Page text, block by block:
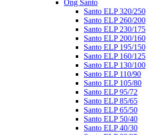
Ống Santo
Santo ELP 320/250
Santo ELP 260/200
Santo ELP 230/175
Santo ELP 200/160
Santo ELP 195/150
Santo ELP 160/125
Santo ELP 130/100
Santo ELP 110/90
Santo ELP 105/80
Santo ELP 95/72
Santo ELP 85/65
Santo ELP 65/50
Santo ELP 50/40
Santo ELP 40/30